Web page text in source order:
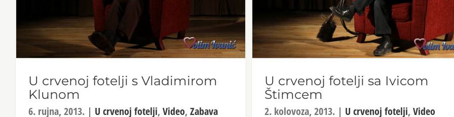
U crvenoj fotelji s Vladimirom
Klunom
6. rujna, 2013. | U crvenoj fotelji, Video, Zabava
U crvenoj fotelji sa Ivicom
Štimcem
2. kolovoza, 2013. | U crvenoj fotelji, Video